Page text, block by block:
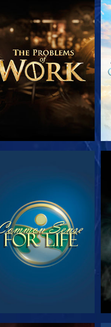
DÉCOUVRIR LES SÉRIES